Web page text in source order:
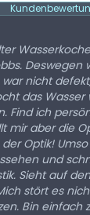
Deswegen
war nicht
das Wasser
Find ich
mir aber die
Optik!
und
Sieht auf
stört es
nach 2-3 Mal benutzen.